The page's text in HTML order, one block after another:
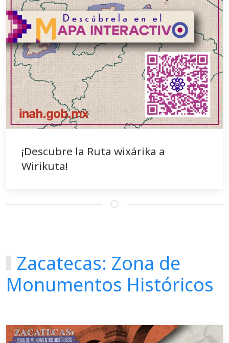
¡Descubre la Ruta wixárika a
Wirikuta!
Zacatecas: Zona de
Monumentos Históricos